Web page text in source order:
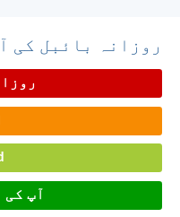
روزانہ بائبل کی
آپ کی